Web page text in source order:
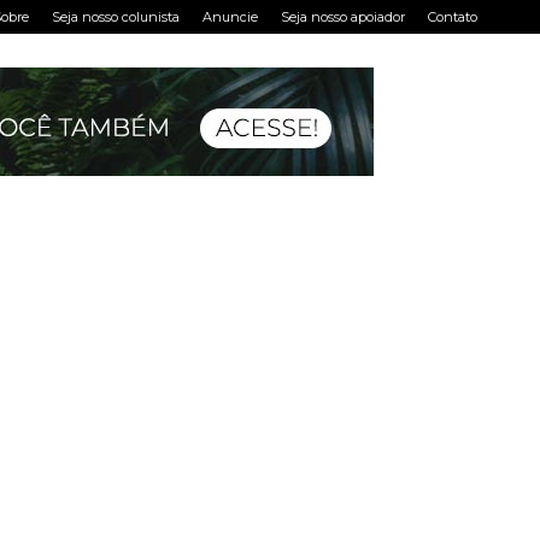
Seja nosso colunista Anuncie Seja nosso apoiador Contato